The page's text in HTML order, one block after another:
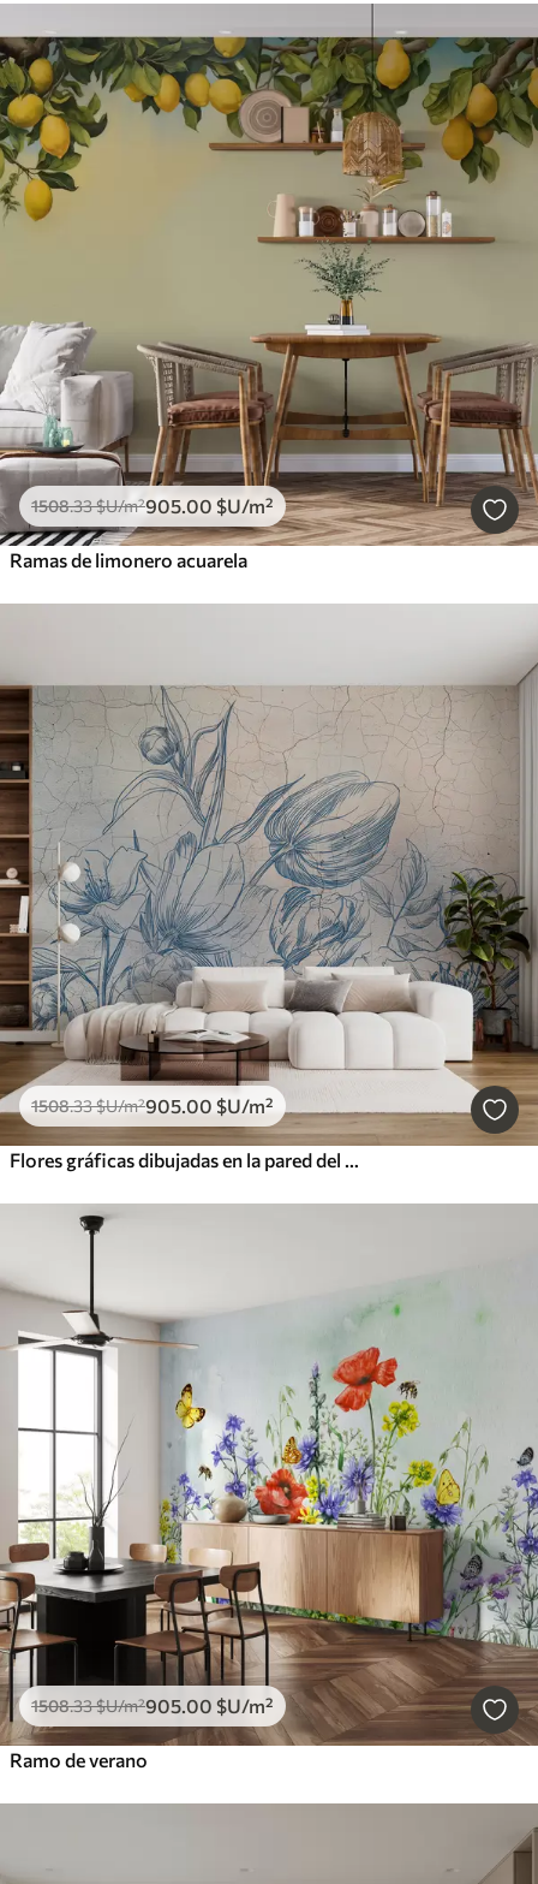
1508.33$U/m²905.00 $U/m²
Ramas de limonero acuarela
1508.33$U/m²905.00 $U/m²
Flores gráficas dibujadas en la pared del loft
1508.33$U/m²905.00 $U/m²
Ramo de verano